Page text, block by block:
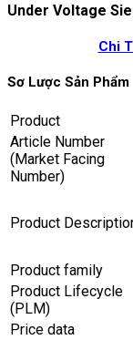
Under Voltage
Chi
Sơ Lược Sản Phẩm
Product
Article Number
(Market Facing
Number)
Product
Product family
Product Lifecycle
(PLM)
Price data